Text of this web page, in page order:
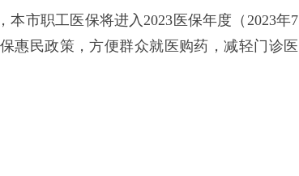
本市职工医保将进入2023医保年度（2023年7
惠民政策，方便群众就医购药，减轻门诊医